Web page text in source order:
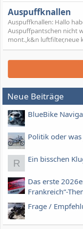
Auspuffknallen
Auspuffknallen: Hallo
Auspuffpantschen nicht
mont.,k&n luftfilter,neue
Neue Beiträge
BlueBike
Politik oder
R Ein bisschen
Das erste
Frankreich“-
Frage /